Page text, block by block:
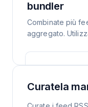
bundler
Combinate più
aggregato.
Curatela